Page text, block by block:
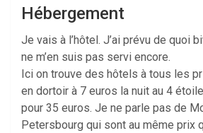
Hébergement
Je vais à l’hôtel. J’ai prévu de quoi
ne m’en suis pas servi encore.
Ici on trouve des hôtels à tous les
en dortoir à 7 euros la nuit au 4
pour 35 euros. Je ne parle pas de
Petersbourg qui sont au même prix